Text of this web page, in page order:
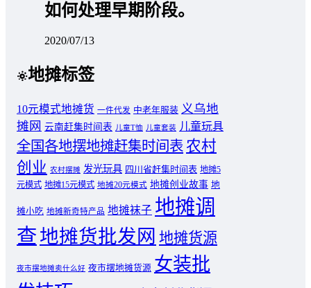
如何处理早期阶段。
2020/07/13
地摊标签
10元模式地摊货 一件代发 中老年服装 义乌地
摊网 云南赶集时间表 儿童T恤 儿童套装 儿童玩具
全国各地摆地摊赶集时间表 农村
创业 农村摆摊 发光玩具 四川省赶集时间表 地摊5
元模式 地摊15元模式 地摊20元模式 地摊创业故事 地
摊小吃 地摊新奇特产品 地摊袜子 地摊调
查地摊货批发网 地摊货源
夜市摆地摊卖什么好 夜市摆地摊货源 女装批